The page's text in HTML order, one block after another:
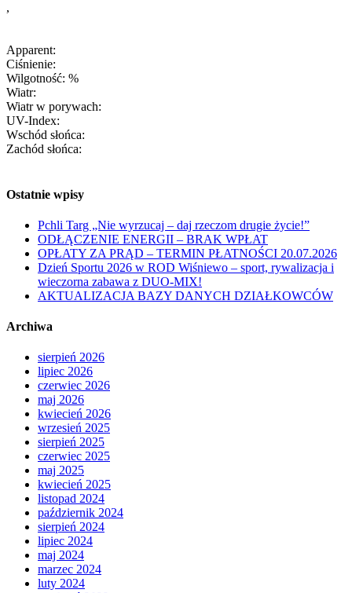
,
Apparent:
Ciśnienie:
Wilgotność: %
Wiatr:
Wiatr w porywach:
UV-Index:
Wschód słońca:
Zachód słońca:
Ostatnie wpisy
Pchli Targ „Nie wyrzucaj – daj rzeczom drugie życie!”
ODŁĄCZENIE ENERGII – BRAK WPŁAT
OPŁATY ZA PRĄD – TERMIN PŁATNOŚCI 20.07.2026
Dzień Sportu 2026 w ROD Wiśniewo – sport, rywalizacja i
wieczorna zabawa z DUO-MIX!
AKTUALIZACJA BAZY DANYCH DZIAŁKOWCÓW
Archiwa
sierpień 2026
lipiec 2026
czerwiec 2026
maj 2026
kwiecień 2026
wrzesień 2025
sierpień 2025
czerwiec 2025
maj 2025
kwiecień 2025
listopad 2024
październik 2024
sierpień 2024
lipiec 2024
maj 2024
marzec 2024
luty 2024